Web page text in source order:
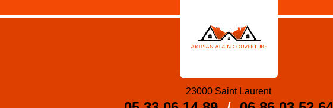
23000 Saint Laurent